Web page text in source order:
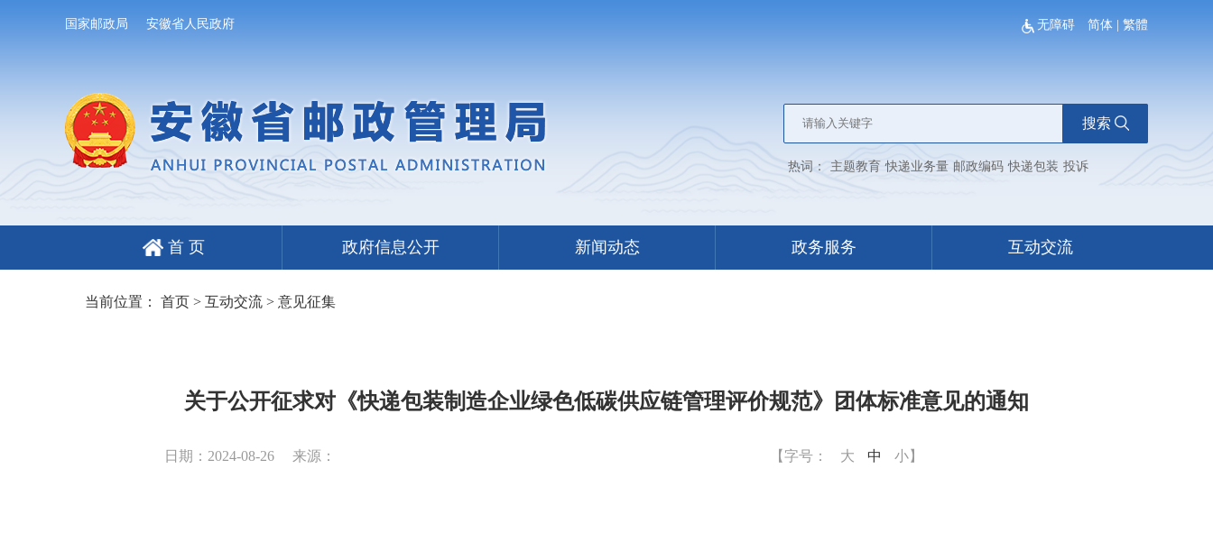
国家邮政局 安徽省人民政府 无障碍 简体 繁體
搜索
热词： 主题教育 快递业务量 邮政编码 快递包装 投诉
首 页 政府信息公开 新闻动态 政务服务 互动交流
当前位置： 首页> 互动交流> 意见征集
关于公开征求对《快递包装制造企业绿色低碳供应链管理评价规范》团体标准意见的通知
日期：2024-08-26 来源： 【字号： 大 中 小】